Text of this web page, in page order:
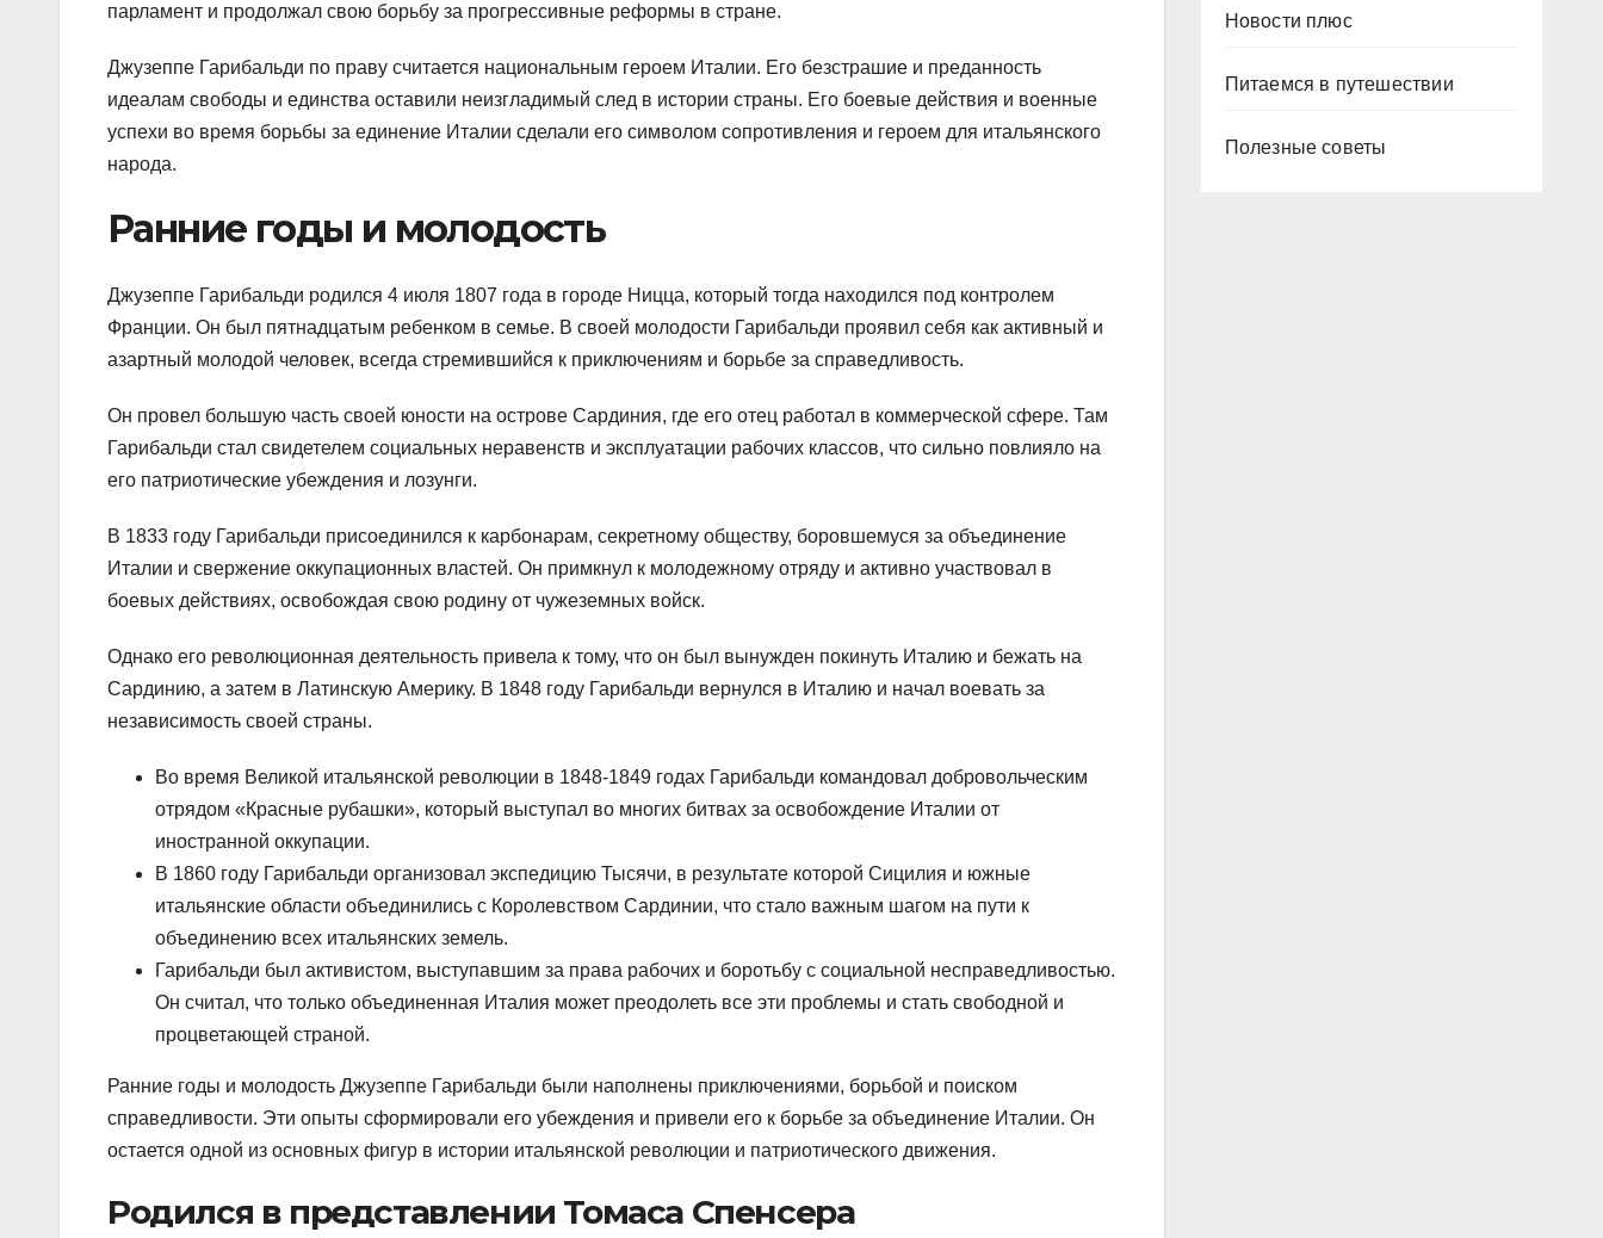
парламент и продолжал свою борьбу за прогрессивные реформы в стране.
Джузеппе Гарибальди по праву считается национальным героем Италии. Его безстрашие и преданность
идеалам свободы и единства оставили неизгладимый след в истории страны. Его боевые действия и военные
успехи во время борьбы за единение Италии сделали его символом сопротивления и героем для итальянского
народа.
Ранние годы и молодость
Джузеппе Гарибальди родился 4 июля 1807 года в городе Ницца, который тогда находился под контролем
Франции. Он был пятнадцатым ребенком в семье. В своей молодости Гарибальди проявил себя как активный и
азартный молодой человек, всегда стремившийся к приключениям и борьбе за справедливость.
Он провел большую часть своей юности на острове Сардиния, где его отец работал в коммерческой сфере. Там
Гарибальди стал свидетелем социальных неравенств и эксплуатации рабочих классов, что сильно повлияло на
его патриотические убеждения и лозунги.
В 1833 году Гарибальди присоединился к карбонарам, секретному обществу, боровшемуся за объединение
Италии и свержение оккупационных властей. Он примкнул к молодежному отряду и активно участвовал в
боевых действиях, освобождая свою родину от чужеземных войск.
Однако его революционная деятельность привела к тому, что он был вынужден покинуть Италию и бежать на
Сардинию, а затем в Латинскую Америку. В 1848 году Гарибальди вернулся в Италию и начал воевать за
независимость своей страны.
Во время Великой итальянской революции в 1848-1849 годах Гарибальди командовал добровольческим
отрядом «Красные рубашки», который выступал во многих битвах за освобождение Италии от
иностранной оккупации.
В 1860 году Гарибальди организовал экспедицию Тысячи, в результате которой Сицилия и южные
итальянские области объединились с Королевством Сардинии, что стало важным шагом на пути к
объединению всех итальянских земель.
Гарибальди был активистом, выступавшим за права рабочих и боротьбу с социальной несправедливостью.
Он считал, что только объединенная Италия может преодолеть все эти проблемы и стать свободной и
процветающей страной.
Ранние годы и молодость Джузеппе Гарибальди были наполнены приключениями, борьбой и поиском
справедливости. Эти опыты сформировали его убеждения и привели его к борьбе за объединение Италии. Он
остается одной из основных фигур в истории итальянской революции и патриотического движения.
Родился в представлении Томаса Спенсера
Новости плюс
Питаемся в путешествии
Полезные советы